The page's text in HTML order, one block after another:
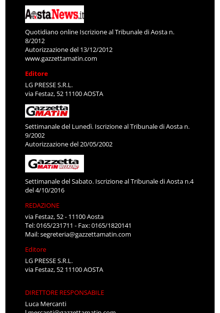
Quotidiano online Iscrizione al Tribunale di Aosta n.
8/2012
Autorizzazione del 13/12/2012
www.gazzettamatin.com
Editore
LG PRESSE S.R.L.
via Festaz, 52 11100 AOSTA
Settimanale del Lunedì. Iscrizione al Tribunale di Aosta n.
9/2002
Autorizzazione del 20/05/2002
Settimanale del Sabato. Iscrizione al Tribunale di Aosta n.4
del 4/10/2016
REDAZIONE
via Festaz, 52 - 11100 Aosta
Tel: 0165/231711 - Fax: 0165/1820141
Mail:segreteria@gazzettamatin.com
Editore
LG PRESSE S.R.L.
via Festaz, 52 11100 AOSTA
DIRETTORE RESPONSABILE
Luca Mercanti